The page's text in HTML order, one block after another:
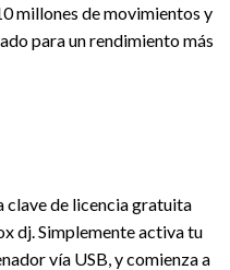
millones de movimientos y
para un rendimiento más
clave de licencia gratuita
dj. Simplemente activa tu
vía USB, y comienza a